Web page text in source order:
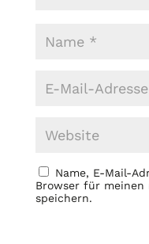
Name, E-Mail-
Browser für meinen
speichern.